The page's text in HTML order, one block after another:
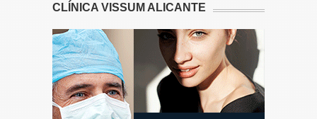
CLÍNICA VISSUM ALICANTE